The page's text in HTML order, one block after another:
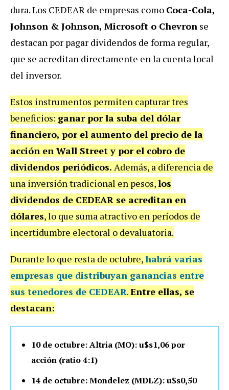
dura. Los CEDEAR de empresas como Coca-Cola,
Johnson & Johnson, Microsoft o Chevron se
destacan por pagar dividendos de forma regular,
que se acreditan directamente en la cuenta local
del inversor.
Estos instrumentos permiten capturar tres
beneficios: ganar por la suba del dólar
financiero, por el aumento del precio de la
acción en Wall Street y por el cobro de
dividendos periódicos. Además, a diferencia de
una inversión tradicional en pesos,los
dividendos de CEDEAR se acreditan en
dólares, lo que suma atractivo en períodos de
incertidumbre electoral o devaluatoria.
Durante lo que resta de octubre,habrá varias
empresas que distribuyan ganancias entre
sus tenedores de CEDEAR.Entre ellas, se
destacan:
10 de octubre: Altria (MO): u$s1,06 por
acción (ratio 4:1)
14 de octubre: Mondelez (MDLZ): u$s0,50